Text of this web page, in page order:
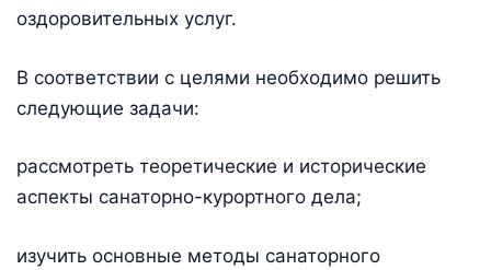
оздоровительных услуг.
В соответствии с целями необходимо решить
следующие задачи:
рассмотреть теоретические и исторические
аспекты санаторно-курортного дела;
изучить основные методы санаторного